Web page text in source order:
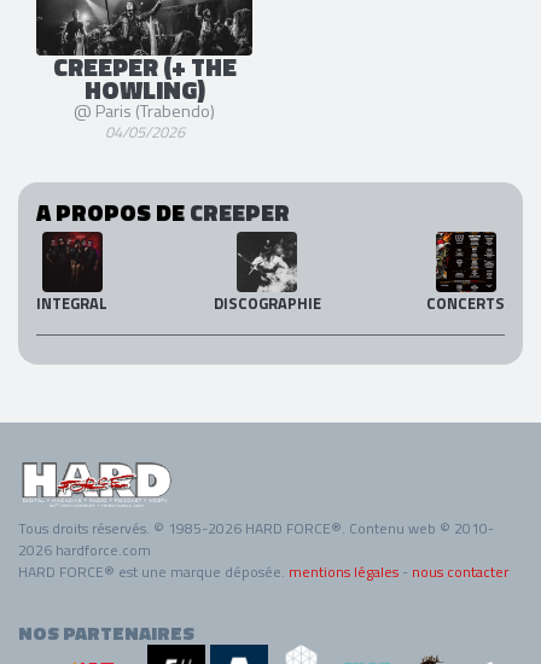
CREEPER (+ THE
HOWLING)
@ Paris (Trabendo)
04/05/2026
A PROPOS DECREEPER
INTEGRAL DISCOGRAPHIE CONCERTS
Tous droits réservés. © 1985-2026 HARD FORCE®. Contenu web © 2010-
2026 hardforce.com
HARD FORCE® est une marque déposée. mentions légales - nous contacter
NOS PARTENAIRES